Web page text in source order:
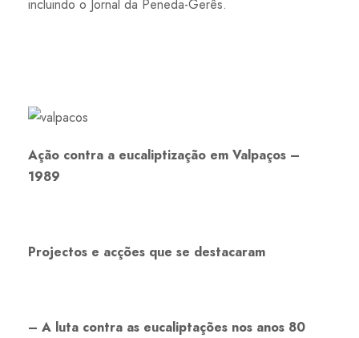
incluindo o Jornal da Peneda-Gerês.
Ação contra a eucaliptização em Valpaços –
1989
Projectos e acções que se destacaram
– A luta contra as eucaliptações nos anos 80